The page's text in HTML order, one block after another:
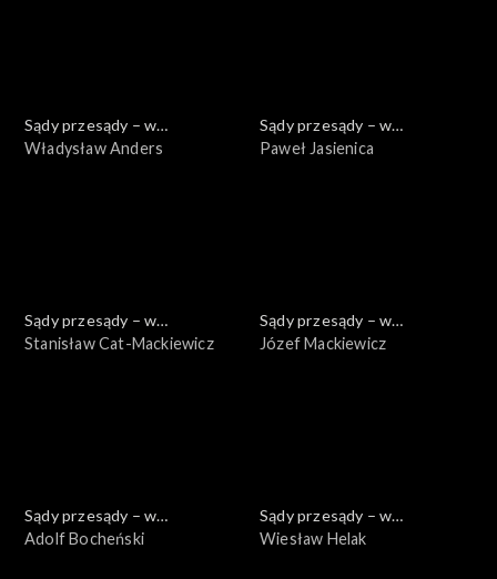
Sądy przesądy – w
powiększeniu
Władysław Anders
Sądy przesądy – w
powiększeniu
Paweł Jasienica
Sądy przesądy – w
powiększeniu
Stanisław Cat-Mackiewicz
Sądy przesądy – w
powiększeniu
Józef Mackiewicz
Sądy przesądy – w
powiększeniu
Adolf Bocheński
Sądy przesądy – w
powiększeniu
Wiesław Helak